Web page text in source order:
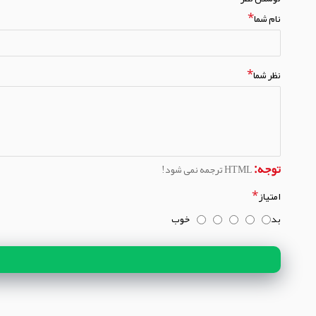
نام شما
نظر شما
توجه:
امتیاز
بد
خوب